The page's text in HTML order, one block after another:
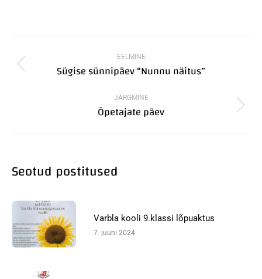
Post
navigation EELMINE
Previous
Sügise sünnipäev “Nunnu näitus”
JÄRGMINE
Next
Õpetajate päev
Seotud postitused
Varbla kooli 9.klassi lõpuaktus
7. juuni 2024